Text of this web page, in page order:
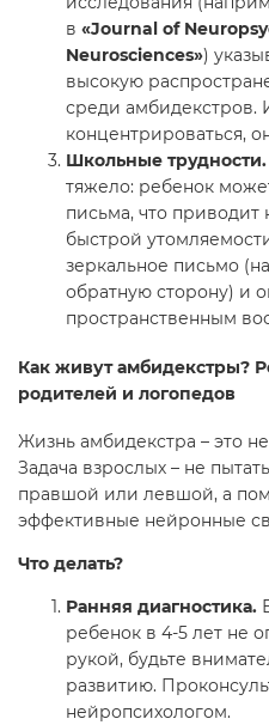
в «Journal of
Neurosciences»)
высокую
среди
концентрироваться,
Школьные трудности.
тяжело: ребенок
письма, что приводит
быстрой
зеркальное письмо
обратную сторону) и
пространственным
Как живут амбидекстры?
родителей и логопедов
Жизнь амбидекстра – это
Задача взрослых – не
правшой или левшой, а
эффективные нейронные
Что делать?
Ранняя диагностика.
ребенок в 4-5 лет не
рукой, будьте
развитию.
нейропсихологом.